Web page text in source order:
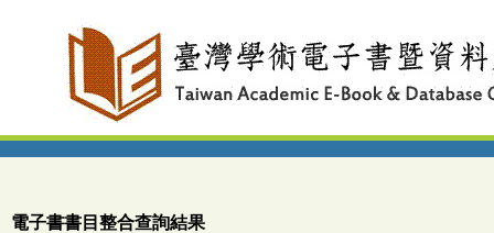
電子書書目整合查詢結果